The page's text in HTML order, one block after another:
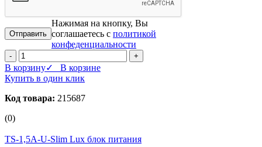
Нажимая на кнопку, Вы
соглашаетесь с политикой
конфеденциальности
- +
В корзину✓ В корзине
Купить в один клик
Код товара: 215687
(0)
TS-1,5A-U-Slim Lux блок питания